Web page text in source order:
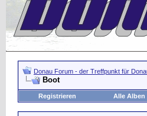
Donau Forum - der Treffpunkt für
Boot
Registrieren Alle Alben